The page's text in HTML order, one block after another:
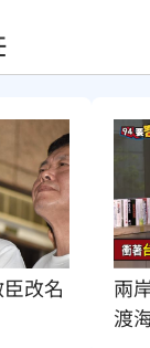
改名
兩
渡